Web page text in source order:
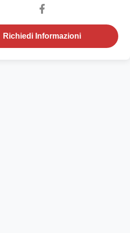
Richiedi Informazioni